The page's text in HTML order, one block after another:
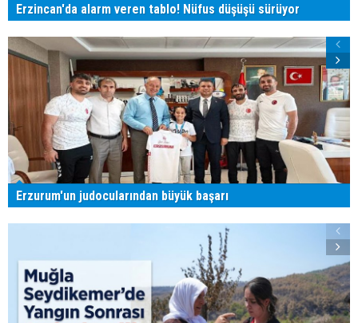
Erzincan'da alarm veren tablo! Nüfus düşüşü sürüyor
Erzurum'un judocularından büyük başarı